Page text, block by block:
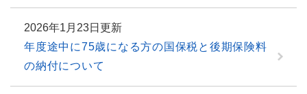
2026年1月23日更新
年度途中に75歳になる方の国保税と後期保険料
の納付について